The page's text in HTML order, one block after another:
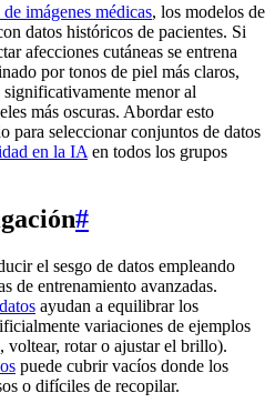
imágenes médicas, los modelos de
datos históricos de pacientes. Si
afecciones cutáneas se entrena
por tonos de piel más claros,
significativamente menor al
más oscuras. Abordar esto
para seleccionar conjuntos de datos
en la IA en todos los grupos
#
el sesgo de datos empleando
de entrenamiento avanzadas.
ayudan a equilibrar los
variaciones de ejemplos
voltear, rotar o ajustar el brillo).
puede cubrir vacíos donde los
o difíciles de recopilar.